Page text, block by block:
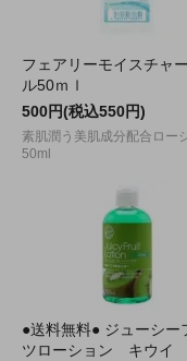
フェアリーモイスチャ
ル50ｍｌ
500円(税込550円)
素肌潤う美肌成分配合ロー
50ml
●送料無料● ジューシー
ツローション キウイ